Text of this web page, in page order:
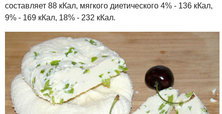
составляет 88 кКал, мягкого диетического 4% - 136 кКал,
9% - 169 кКал, 18% - 232 кКал.